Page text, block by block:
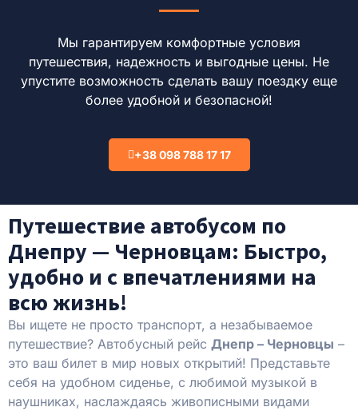
Мы гарантируем комфортные условия
путешествия, надежность и выгодные цены. Не
упустите возможность сделать вашу поездку еще
более удобной и безопасной!
+38 098 788 17 17
Путешествие автобусом по
Днепру — Черновцам: Быстро,
удобно и с впечатлениями на
всю жизнь!
Вы ищете не просто транспорт, а незабываемое
путешествие? Автобусный рейс Днепр – Черновцы –
это ваш билет в мир новых открытий! Представьте
себя на удобном сиденье, с любимой музыкой в ​​
наушниках, наслаждаясь живописными видами